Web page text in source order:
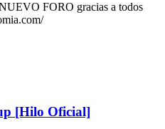
FORO gracias a todos
[Hilo Oficial]